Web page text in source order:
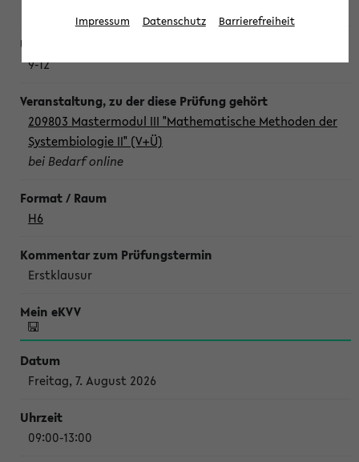
9-12
209803 Mastermodul III "Mathematische Methoden der
Systembiologie II" (V+Ü)
bei Bedarf online
H6
Erstklausur
Freitag, 7. August 2026
09:00-13:00
Impressum Datenschutz Barrierefreiheit